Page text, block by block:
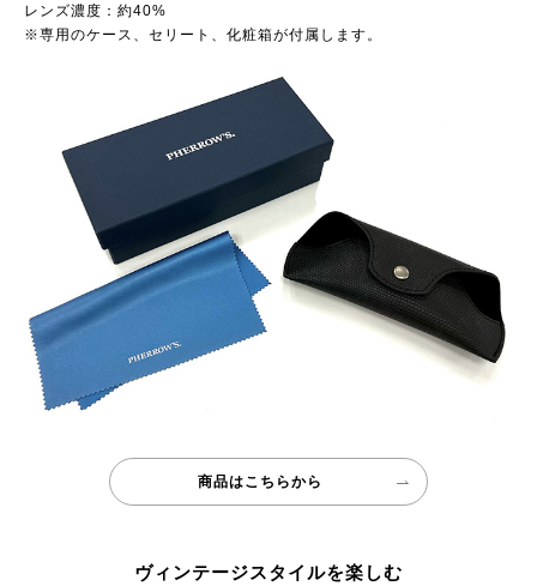
レンズ濃度：約40%
※専用のケース、セリート、化粧箱が付属します。
商品はこちらから
ヴィンテージスタイルを楽しむ